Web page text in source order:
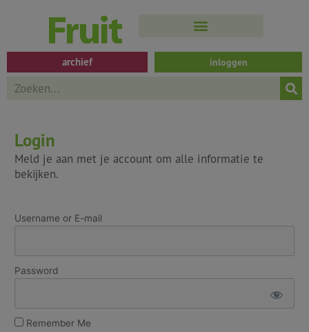
inhoud
archief inloggen
Search
Login
Meld je aan met je account om alle informatie te
bekijken.
Username or E-mail
Password
Remember Me